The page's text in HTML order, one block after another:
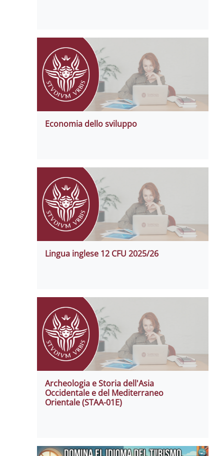
Economia dello sviluppo
Lingua inglese 12 CFU 2025/26
Archeologia e Storia dell'Asia
Occidentale e del Mediterraneo
Orientale (STAA-01E)